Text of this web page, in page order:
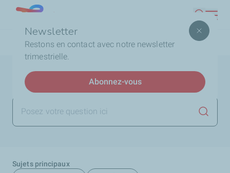
contenu
Newsletter
Restons en contact avec notre newsletter
trimestrielle.
Abonnez-vous
Lebanon
d'Ariane
Accueil FAQ
Aide et Soutien
Sujets principaux